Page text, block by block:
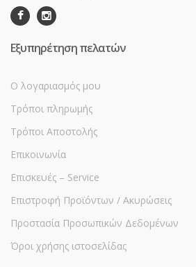
Εξυπηρέτηση πελατών
Ο λογαριασμός μου
Τρόποι πληρωμής
Τρόποι Αποστολής
Επικοινωνία
Επισκευές – Service
Επιστροφή Προϊόντων / Ακυρώσεις
Προστασία Προσωπικών Δεδομένων
Όροι χρήσης ιστοσελίδας